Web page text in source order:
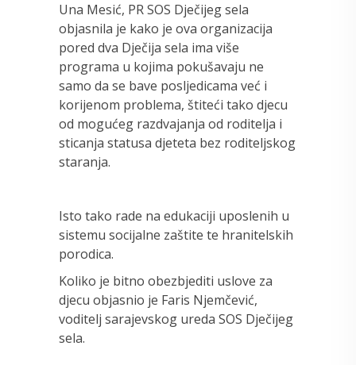
Una Mesić, PR SOS Dječijeg sela
objasnila je kako je ova organizacija
pored dva Dječija sela ima više
programa u kojima pokušavaju ne
samo da se bave posljedicama već i
korijenom problema, štiteći tako djecu
od mogućeg razdvajanja od roditelja i
sticanja statusa djeteta bez roditeljskog
staranja.
Isto tako rade na edukaciji uposlenih u
sistemu socijalne zaštite te hranitelskih
porodica.
Koliko je bitno obezbjediti uslove za
djecu objasnio je Faris Njemčević,
voditelj sarajevskog ureda SOS Dječijeg
sela.